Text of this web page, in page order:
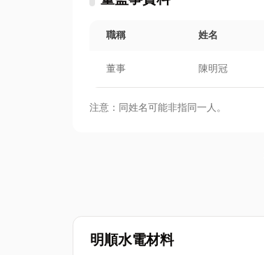
職稱 姓名
董事 陳明冠
注意：同姓名可能非指同一人。
明順水電材料